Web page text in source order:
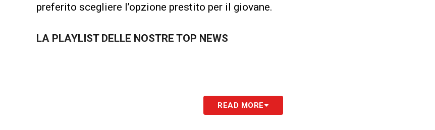
preferito scegliere l’opzione prestito per il giovane.
LA PLAYLIST DELLE NOSTRE TOP NEWS
READ MORE